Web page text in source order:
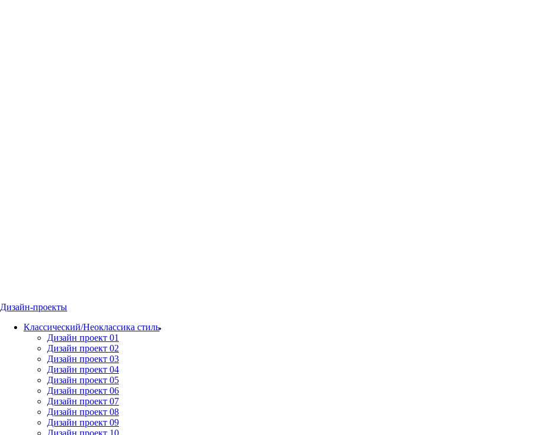
Дизайн-проекты
Классический/Неоклассика стиль
Дизайн проект 01
Дизайн проект 02
Дизайн проект 03
Дизайн проект 04
Дизайн проект 05
Дизайн проект 06
Дизайн проект 07
Дизайн проект 08
Дизайн проект 09
Дизайн проект 10